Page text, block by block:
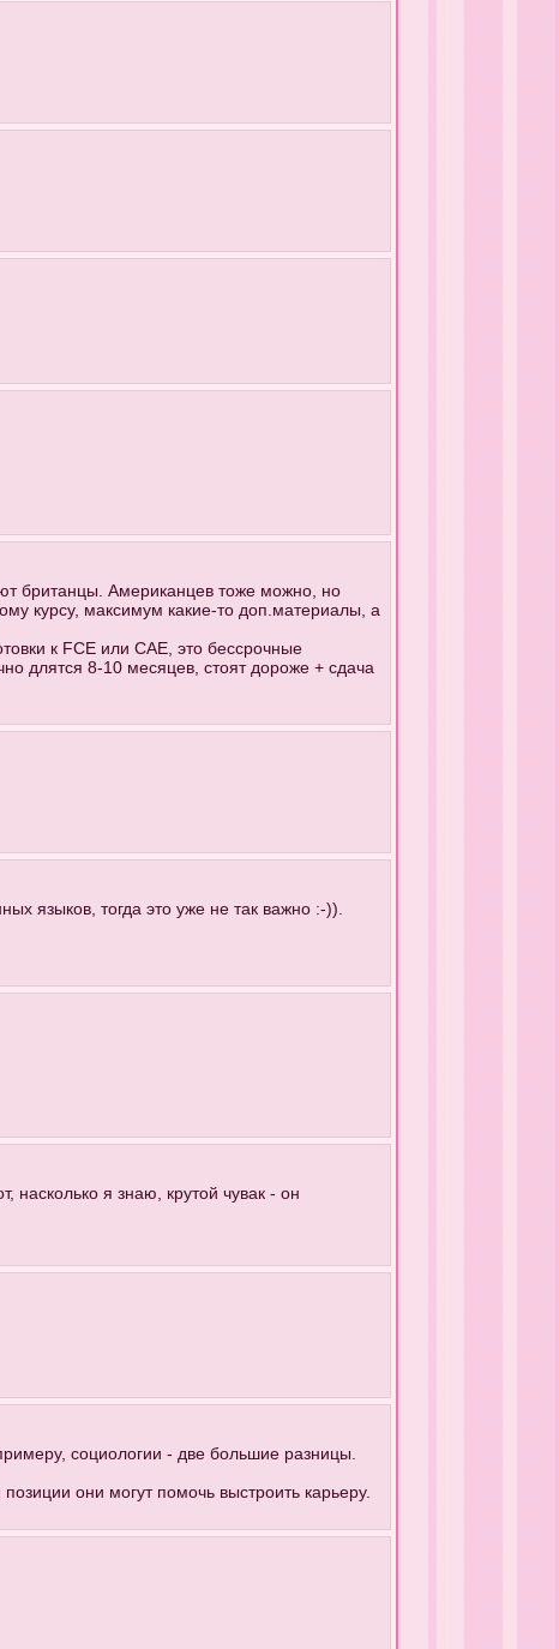
британцы. Американцев тоже можно, но
курсу, максимум какие-то доп.материалы, а
к FCE или CAE, это бессрочные
длятся 8-10 месяцев, стоят дороже + сдача
языков, тогда это уже не так важно :-)).
насколько я знаю, крутой чувак - он
социологии - две большие разницы.
они могут помочь выстроить карьеру.